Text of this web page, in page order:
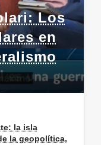
Los
en
la isla
la geopolítica,